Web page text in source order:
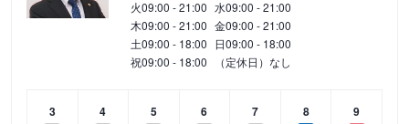
火09:00 - 21:00 水09:00 - 21:00
木09:00 - 21:00 金09:00 - 21:00
土09:00 - 18:00 日09:00 - 18:00
祝09:00 - 18:00 （定休日）なし
3
4
5
6
7
8
9